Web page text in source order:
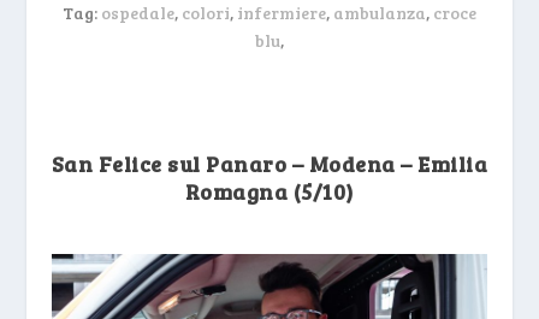
Tag: ospedale, colori, infermiere, ambulanza, croce
blu,
San Felice sul Panaro – Modena – Emilia
Romagna (5/10)